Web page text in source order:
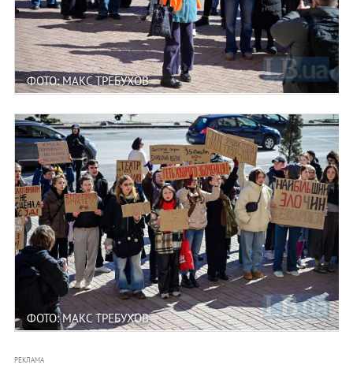
ФОТО: МАКС ТРЕБУХОВ
ФОТО: МАКС ТРЕБУХОВ
РЕКЛАМА